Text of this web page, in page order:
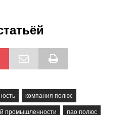
компания полюс
промышленности пао полюс